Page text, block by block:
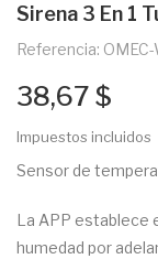
Sirena 3 En 1
Referencia: OMEC-
38,67 $
Impuestos incluidos
Sensor de
La APP establece
humedad por